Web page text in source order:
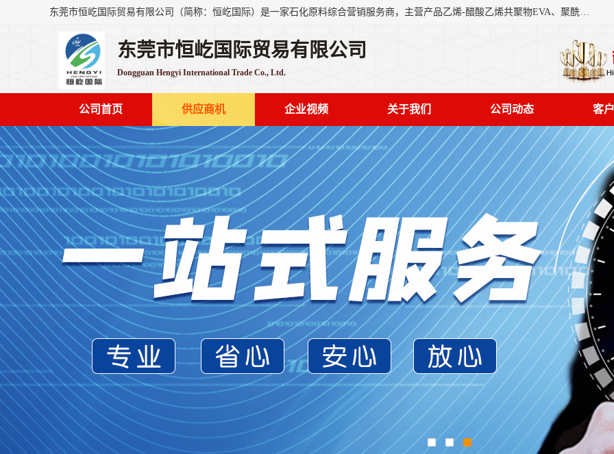
东莞市恒屹国际贸易有限公司（简称：恒屹国际）是一家石化原料综合营销服务商，主营产品乙烯-醋酸乙烯共聚物EVA、聚酰胺PA（尼龙）、醚酯型热塑弹性体TPEE等，公司秉承以市场为导向的战略思想，致力于大宗石化原料在中国市场的营销服务业务，为客户提供一站式的全面服务。
东莞市恒屹国际贸易有限公司
Dongguan Hengyi International Trade Co., Ltd.
公司首页 供应商机 企业视频 关于我们 公司动态 客